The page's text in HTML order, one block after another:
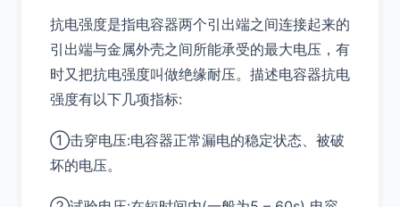
抗电强度是指电容器两个引出端之间连接起来的
引出端与金属外壳之间所能承受的最大电压，有
时又把抗电强度叫做绝缘耐压。描述电容器抗电
强度有以下几项指标:
①击穿电压:电容器正常漏电的稳定状态、被破
坏的电压。